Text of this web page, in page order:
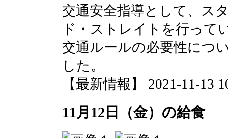
交通安全指導として、ス
ド・ストレイトを行って
交通ルールの必要性につ
した。
【最新情報】 2021-11-13
11月12日（金）の給食